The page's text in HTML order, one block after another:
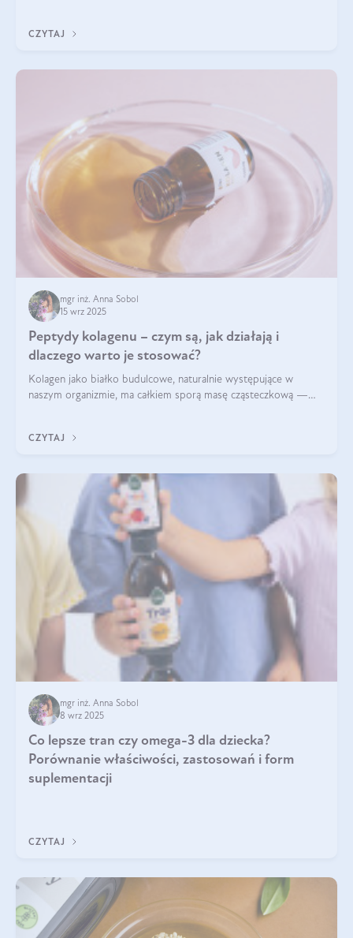
wysokiej jakości suplem
CZYTAJ
mgr inż. Anna Sobol
15 wrz 2025
Peptydy kolagenu – czym są, jak działają i
dlaczego warto je stosować?
Kolagen jako białko budulcowe, naturalnie występujące w
naszym organizmie, ma całkiem sporą masę cząsteczkową —
bardziej biodostępny
CZYTAJ
mgr inż. Anna Sobol
8 wrz 2025
Co lepsze tran czy omega-3 dla dziecka?
Porównanie właściwości, zastosowań i form
suplementacji
CZYTAJ